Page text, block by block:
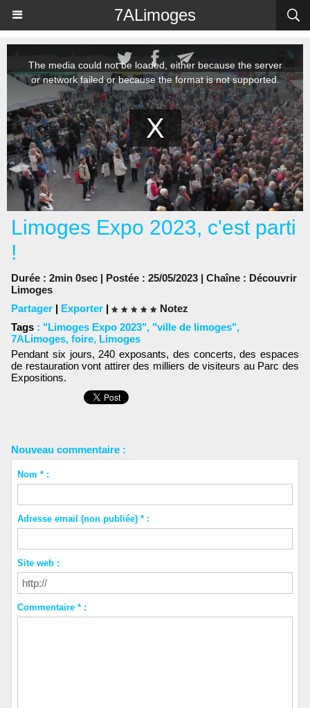
7ALimoges
Limoges Expo 2023, c'est parti
!
Durée : 2min 0sec | Postée : 25/05/2023 | Chaîne : Découvrir
Limoges
Partager | Exporter |
Notez
Tags : "Limoges Expo 2023", "ville de limoges",
7ALimoges, foire, Limoges
Pendant six jours, 240 exposants, des concerts, des espaces
de restauration vont attirer des milliers de visiteurs au Parc des
Expositions.
Nouveau commentaire :
Nom * :
Adresse email (non publiée) * :
Site web :
Commentaire * :